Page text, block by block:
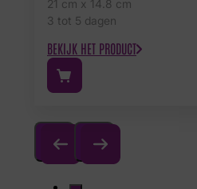
21 cm x 14.8 cm
3 tot 5 dagen
BEKIJK HET PRODUCT